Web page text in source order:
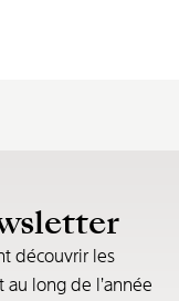
découvrir les
long de l’année